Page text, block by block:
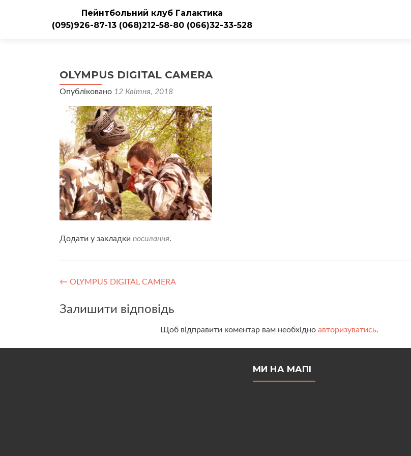
Пейнтбольний клуб Галактика
(095)926-87-13 (068)212-58-80 (066)32-33-528
OLYMPUS DIGITAL CAMERA
Опубліковано 12 Квітня, 2018
Додати у закладки посилання.
Навігація
записів
← OLYMPUS DIGITAL CAMERA
Залишити відповідь
Щоб відправити коментар вам необхідно авторизуватись.
МИ НА МАПІ